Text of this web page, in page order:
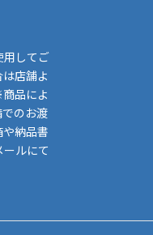
用してご
店舗よ
品によ
のお渡
納品書
ルにて